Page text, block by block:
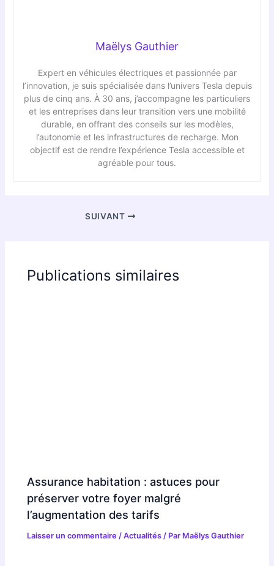
Maëlys Gauthier
Expert en véhicules électriques et passionnée par
l’innovation, je suis spécialisée dans l’univers Tesla depuis
plus de cinq ans. À 30 ans, j’accompagne les particuliers
et les entreprises dans leur transition vers une mobilité
durable, en offrant des conseils sur les modèles,
l’autonomie et les infrastructures de recharge. Mon
objectif est de rendre l’expérience Tesla accessible et
agréable pour tous.
SUIVANT
Publications similaires
Assurance habitation : astuces pour
préserver votre foyer malgré
l’augmentation des tarifs
Laisser un commentaire /Actualités / Par Maëlys Gauthier